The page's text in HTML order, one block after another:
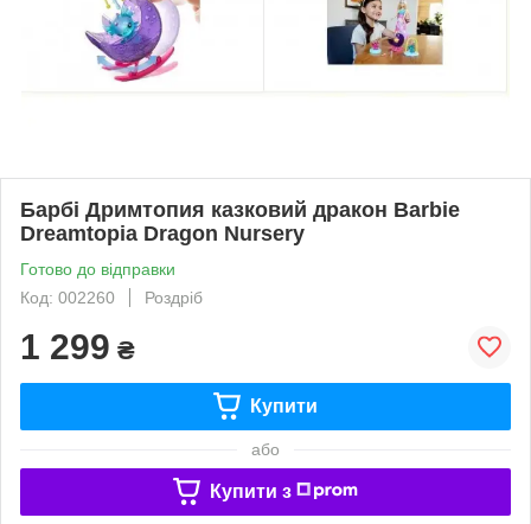
Барбі Дримтопия казковий дракон Barbie
Dreamtopia Dragon Nursery
Готово до відправки
Код: 002260
Роздріб
1 299 ₴
Купити
або
Купити з